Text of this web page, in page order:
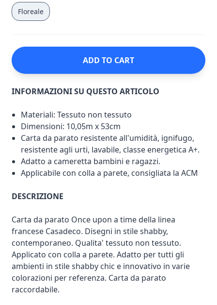
Floreale
ADD TO CART
INFORMAZIONI SU QUESTO ARTICOLO
Materiali: Tessuto non tessuto
Dimensioni: 10,05m x 53cm
Carta da parato resistente all'umidità, ignifugo,
resistente agli urti, lavabile, classe energetica A+.
Adatto a cameretta bambini e ragazzi.
Applicabile con colla a parete, consigliata la ACM
DESCRIZIONE
Carta da parato Once upon a time della linea
francese Casadeco. Disegni in stile shabby,
contemporaneo. Qualita' tessuto non tessuto.
Applicato con colla a parete. Adatto per tutti gli
ambienti in stile shabby chic e innovativo in varie
colorazioni per referenza. Carta da parato
raccordabile.